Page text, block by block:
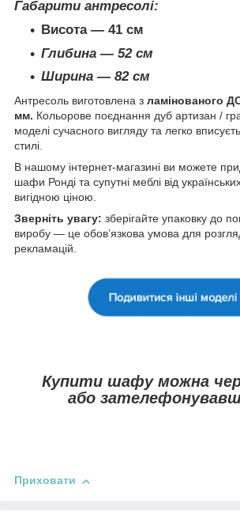
Габарити антресолі:
Висота — 41 см
Глибина — 52 см
Ширина — 82 см
Антресоль виготовлена з ламінованого
мм. Кольорове поєднання дуб артизан /
моделі сучасного вигляду та легко
стилі.
В нашому інтернет-магазині ви можете
шафи Ронді та супутні меблі від
вигідною ціною.
Зверніть увагу: зберігайте упаковку до
виробу — це обов’язкова умова для
рекламацій.
Купити шафу можна
або
Приховати